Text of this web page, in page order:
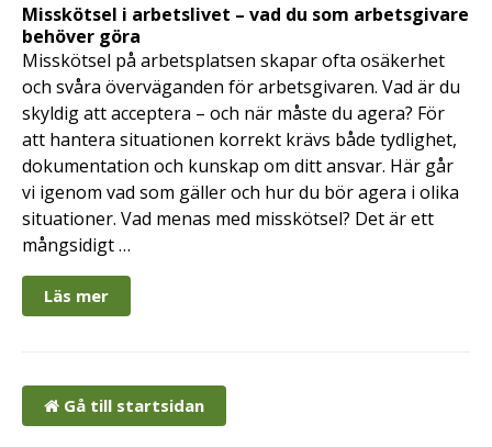
Misskötsel i arbetslivet – vad du som arbetsgivare
behöver göra
Misskötsel på arbetsplatsen skapar ofta osäkerhet
och svåra överväganden för arbetsgivaren. Vad är du
skyldig att acceptera – och när måste du agera? För
att hantera situationen korrekt krävs både tydlighet,
dokumentation och kunskap om ditt ansvar. Här går
vi igenom vad som gäller och hur du bör agera i olika
situationer. Vad menas med misskötsel? Det är ett
mångsidigt …
Läs mer
Gå till startsidan